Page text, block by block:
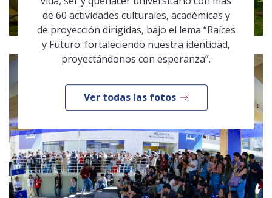
de 60 actividades culturales, académicas y
de proyección dirigidas, bajo el lema “Raíces
y Futuro: fortaleciendo nuestra identidad,
proyectándonos con esperanza”.
Ver todas las fotos